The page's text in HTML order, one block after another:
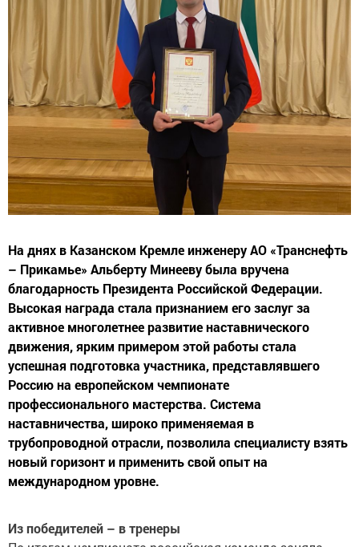
На днях в Казанском Кремле инженеру АО «Транснефть
– Прикамье» Альберту Минееву была вручена
благодарность Президента Российской Федерации.
Высокая награда стала признанием его заслуг за
активное многолетнее развитие наставнического
движения, ярким примером этой работы стала
успешная подготовка участника, представлявшего
Россию на европейском чемпионате
профессионального мастерства. Система
наставничества, широко применяемая в
трубопроводной отрасли, позволила специалисту взять
новый горизонт и применить свой опыт на
международном уровне.
Из победителей – в тренеры
По итогам чемпионата российская команда заняла